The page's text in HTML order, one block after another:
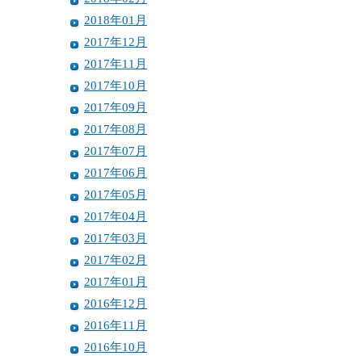
2018年01月
2017年12月
2017年11月
2017年10月
2017年09月
2017年08月
2017年07月
2017年06月
2017年05月
2017年04月
2017年03月
2017年02月
2017年01月
2016年12月
2016年11月
2016年10月